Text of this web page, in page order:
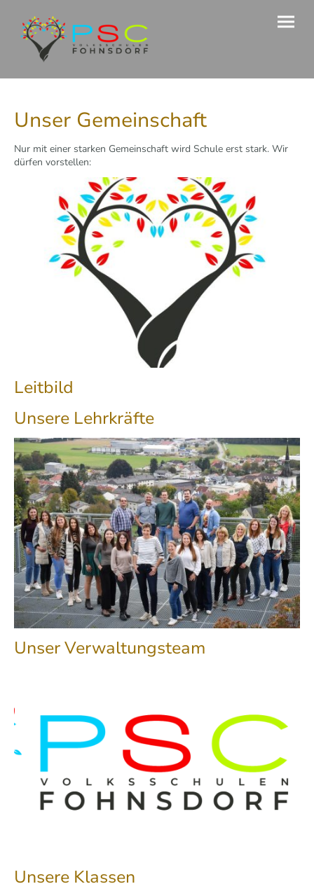
Unser Gemeinschaft
Nur mit einer starken Gemeinschaft wird Schule erst stark. Wir
dürfen vorstellen:
Leitbild
Unsere Lehrkräfte
Unser Verwaltungsteam
Unsere Klassen